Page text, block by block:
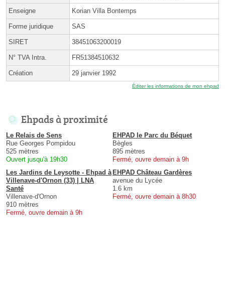
Enseigne Korian Villa Bontemps
Forme juridique SAS
SIRET 38451063200019
N° TVA Intra. FR51384510632
Création 29 janvier 1992
Éditer les informations de mon ehpad
Ehpads à proximité
Le Relais de Sens
Rue Georges Pompidou
525 mètres
Ouvert jusqu'à 19h30
EHPAD le Parc du Béquet
Bègles
895 mètres
Fermé, ouvre demain à 9h
Les Jardins de Leysotte - Ehpad à
Villenave-d'Ornon (33) | LNA
Santé
Villenave-d'Ornon
910 mètres
Fermé, ouvre demain à 9h
EHPAD Château Gardères
avenue du Lycée
1.6 km
Fermé, ouvre demain à 8h30